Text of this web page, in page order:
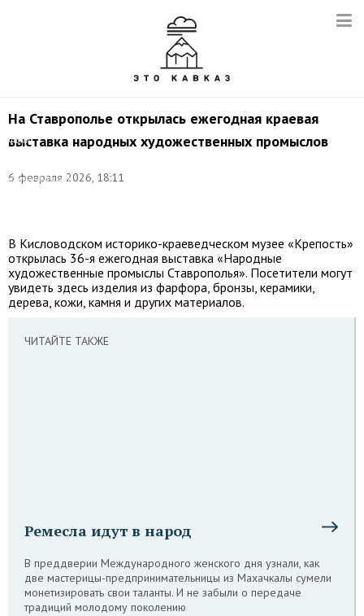
На Ставрополье открылась ежегодная краевая
выставка народных художественных промыслов
6 февраля 2026, 18:11
Фото:
краеведческий
В Кисловодском историко-краеведческом музее «Крепость»
открылась 36-я ежегодная выставка «Народные
художественные промыслы Ставрополья». Посетители могут
увидеть здесь изделия из фарфора, бронзы, керамики,
дерева, кожи, камня и других материалов.
ЧИТАЙТЕ ТАКЖЕ
Ремесла идут в народ
В преддверии Международного женского дня узнали, как
две мастерицы-предпринимательницы из Махачкалы сумели
монетизировать свои таланты. И не забыли о передаче
традиций молодому поколению